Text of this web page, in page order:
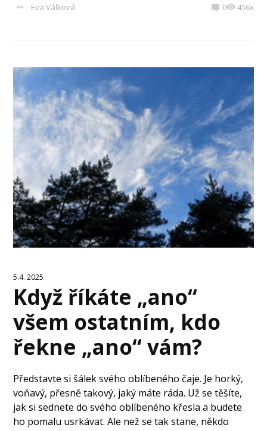
Eva Válková 0 456x
5.4. 2025
Když říkáte „ano“
všem ostatním, kdo
řekne „ano“ vám?
Představte si šálek svého oblíbeného čaje. Je horký,
voňavý, přesně takový, jaký máte ráda. Už se těšíte,
jak si sednete do svého oblíbeného křesla a budete
ho pomalu usrkávat. Ale než se tak stane, někdo